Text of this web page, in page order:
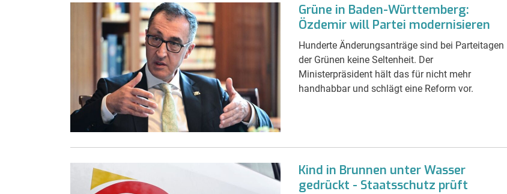
Grüne in Baden-Württemberg:
Özdemir will Partei modernisieren
Hunderte Änderungsanträge sind bei Parteitagen
der Grünen keine Seltenheit. Der
Ministerpräsident hält das für nicht mehr
handhabbar und schlägt eine Reform vor.
Kind in Brunnen unter Wasser
gedrückt - Staatsschutz prüft